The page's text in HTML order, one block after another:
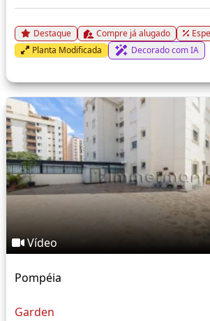
Destaque Compre já alugado
Planta Modificada
Decorado com IA
Vídeo
Pompéia
Garden